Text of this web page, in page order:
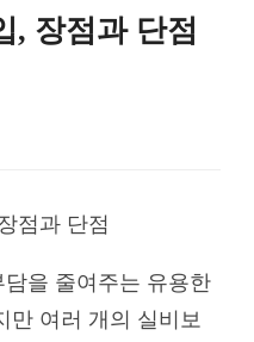
, 장점과 단점
점과 단점
을 줄여주는 유용한
만 여러 개의 실비보